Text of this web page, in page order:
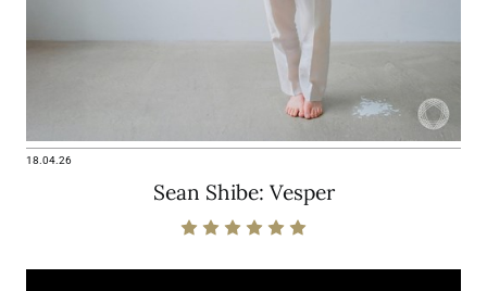
18.04.26
Sean Shibe: Vesper